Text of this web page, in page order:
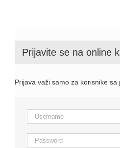
Prijavite se na online
Prijava važi samo za korisnike sa